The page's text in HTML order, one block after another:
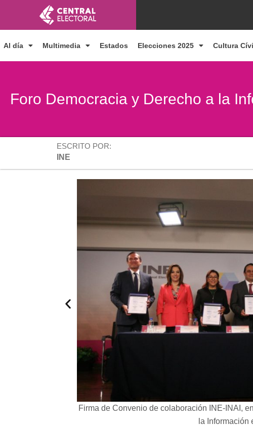
contenido
Al día Multimedia Estados Elecciones 2025 Cultura
Foro Democracia y Derecho a la
ESCRITO POR:
INE
Firma de Convenio de colaboración INE-INAI,
la Información